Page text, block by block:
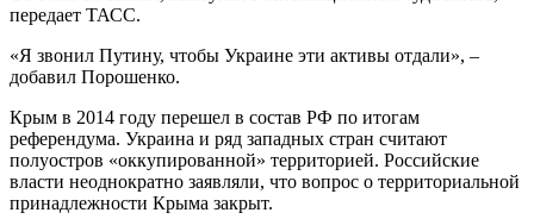
передает ТАСС.
«Я звонил Путину, чтобы Украине эти активы отдали», –
добавил Порошенко.
Крым в 2014 году перешел в состав РФ по итогам
референдума. Украина и ряд западных стран считают
полуостров «оккупированной» территорией. Российские
власти неоднократно заявляли, что вопрос о территориальной
принадлежности Крыма закрыт.